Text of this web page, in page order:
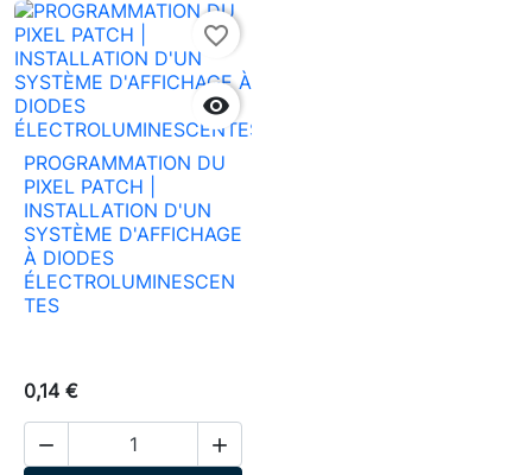

favorite_border
PROGRAMMATION DU
PIXEL PATCH |
INSTALLATION D'UN
SYSTÈME D'AFFICHAGE
À DIODES
ÉLECTROLUMINESCEN
TES
0,14 €
 